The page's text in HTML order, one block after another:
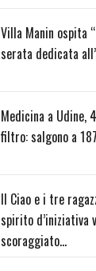
Villa Manin ospita
serata dedicata
Medicina a
filtro: salgono a
Il Ciao e i tre
spirito d’iniziativa
scoraggiato…